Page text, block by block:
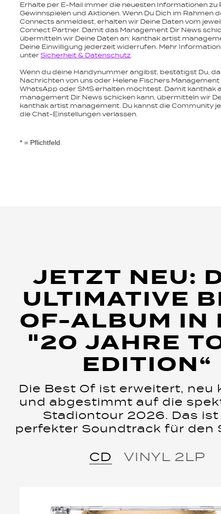
Erhalte per E-Mail immer die neuesten Informationen zu
Gewinnspielen und Aktionen. Wenn Du Dich im Rahmen
Connects anmeldest, erhalten wir Deine Daten vom
Connect Partner. Damit das Management Dir News
übermitteln wir Deine Daten an: kanthak artist
Deine Einwilligung jederzeit widerrufen. Mehr
unter Sicherheit & Datenschutz
Wenn du deine Handynummer angibst, bestätigst Du,
Nachrichten von uns oder Helene Fischers
WhatsApp oder SMS erhalten möchtest. Damit kanthak
management Dir News schicken kann, übermitteln wir
kanthak artist management. Du kannst die Community
die Chat-Einstellungen verlassen.
* = Pflichtfeld
JETZT NEU:
ULTIMATIVE
OF-ALBUM IN
"20 JAHRE
EDITION“
Die Best Of ist erweitert, neu
und abgestimmt auf die
Stadiontour 2026. Das ist
perfekter Soundtrack für den
CD VINYL 2LP